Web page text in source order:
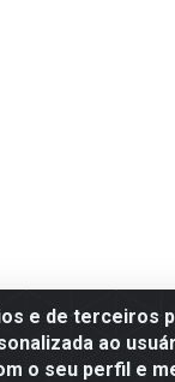
e de terceiros
ao
o seu perfil e